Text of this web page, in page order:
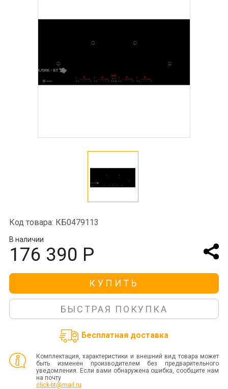
Код товара: КБ0479113
В наличии
176 390 Р
КУПИТЬ
БЫСТРАЯ ПОКУПКА
Бесплатная доставка
Комплектация, характеристики и внешний вид товара может
быть изменен производителем без предварительного
уведомления. Если вами обнаружена ошибка, сообщите нам
на почту
click-bt@mail.ru